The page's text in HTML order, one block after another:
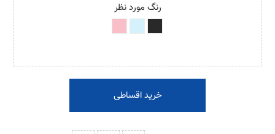
رنگ مورد نظر
خرید اقساطی